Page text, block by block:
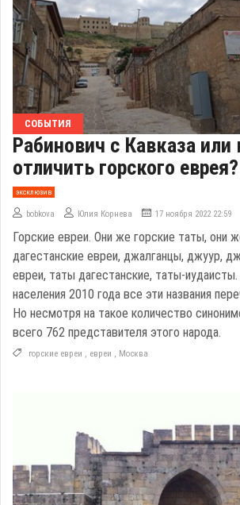
СОБЫТИЯ
Рабинович с Кавказа или
отличить горского еврея?
эксклюзив
bobkova Юлия Корнева 17 ноября 2022 22:59
Горские евреи. Они же горские таты, они
дагестанские евреи, джалганцы, джуур,
евреи, таты дагестанские, таты-
населения 2010 года все эти названия
Но несмотря на такое количество
всего 762 представителя этого народа.
горские евреи , евреи , Москва